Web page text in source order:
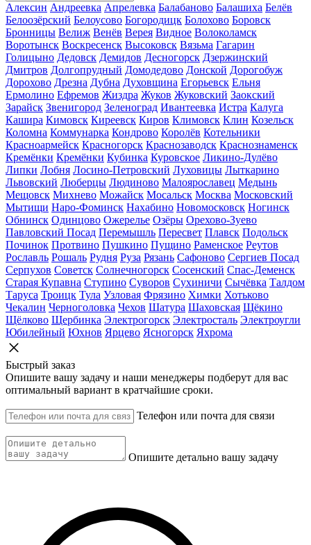
Алексин Андреевка Апрелевка Балабаново Балашиха Белёв
Белоозёрский Белоусово Богородицк Болохово Боровск
Бронницы Велиж Венёв Верея Видное Волоколамск
Воротынск Воскресенск Высоковск Вязьма Гагарин
Голицыно Дедовск Демидов Десногорск Дзержинский
Дмитров Долгопрудный Домодедово Донской Дорогобуж
Дорохово Дрезна Дубна Духовщина Егорьевск Ельня
Ермолино Ефремов Жиздра Жуков Жуковский Заокский
Зарайск Звенигород Зеленоград Ивантеевка Истра Калуга
Кашира Кимовск Киреевск Киров Климовск Клин Козельск
Коломна Коммунарка Кондрово Королёв Котельники
Красноармейск Красногорск Краснозаводск Краснознаменск
Кремёнки Кремёнки Кубинка Куровское Ликино-Дулёво
Липки Лобня Лосино-Петровский Луховицы Лыткарино
Львовский Люберцы Людиново Малоярославец Медынь
Мещовск Михнево Можайск Мосальск Москва Московский
Мытищи Наро-Фоминск Нахабино Новомосковск Ногинск
Обнинск Одинцово Ожерелье Озёры Орехово-Зуево
Павловский Посад Перемышль Пересвет Плавск Подольск
Починок Протвино Пушкино Пущино Раменское Реутов
Рославль Рошаль Рудня Руза Рязань Сафоново Сергиев Посад
Серпухов Советск Солнечногорск Сосенский Спас-Деменск
Старая Купавна Ступино Суворов Сухиничи Сычёвка Талдом
Таруса Троицк Тула Узловая Фрязино Химки Хотьково
Чекалин Черноголовка Чехов Шатура Шаховская Щёкино
Щёлково Щербинка Электрогорск Электросталь Электроугли
Юбилейный Юхнов Ярцево Ясногорск Яхрома
Быстрый заказ
Опишите вашу задачу и наши менеджеры подберут для вас
оптимальный вариант в кратчайшие сроки.
Телефон или почта для связи
Опишите детально вашу задачу